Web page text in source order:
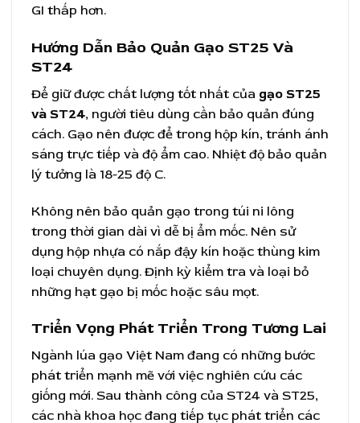
GI thấp hơn.
Hướng Dẫn Bảo Quản Gạo ST25 Và
ST24
Để giữ được chất lượng tốt nhất của gạo ST25
và ST24, người tiêu dùng cần bảo quản đúng
cách. Gạo nên được để trong hộp kín, tránh ánh
sáng trực tiếp và độ ẩm cao. Nhiệt độ bảo quản
lý tưởng là 18-25 độ C.
Không nên bảo quản gạo trong túi ni lông
trong thời gian dài vì dễ bị ẩm mốc. Nên sử
dụng hộp nhựa có nắp đậy kín hoặc thùng kim
loại chuyên dụng. Định kỳ kiểm tra và loại bỏ
những hạt gạo bị mốc hoặc sâu mọt.
Triển Vọng Phát Triển Trong Tương Lai
Ngành lúa gạo Việt Nam đang có những bước
phát triển mạnh mẽ với việc nghiên cứu các
giống mới. Sau thành công của ST24 và ST25,
các nhà khoa học đang tiếp tục phát triển các